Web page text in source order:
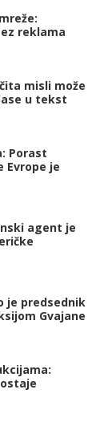
reklama
misli može
u tekst
Porast
Evrope je
agent je
je predsednik
Gvajane